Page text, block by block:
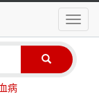
导
航
病